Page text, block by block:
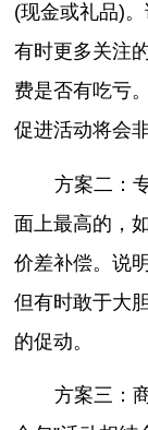
(现金或礼品)
有时更多关注
费是否有吃亏
促进活动将会
方案二：
面上最高的，
价差补偿。说
但有时敢于大
的促动。
方案三：